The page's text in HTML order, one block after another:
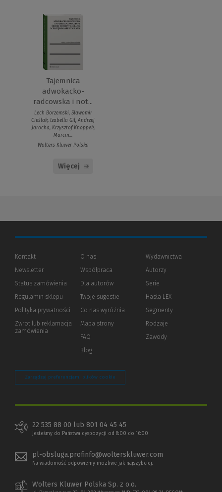
Tajemnica
adwokacko-
radcowska i not...
Lech Borzemski, Sławomir
Cieślak, Izabella Gil, Andrzej
Jarocha, Krzysztof Knoppek,
Marcin...
Wolters Kluwer Polska
Więcej
Kontakt
Newsletter
Status zamówienia
Regulamin sklepu
Polityka prywatności (Nowe
(Link
innej
Zwrot lub reklamacja
zamówienia
O nas
Współpraca
Dla autorów(Nowe
(Link
innej
strony)
Twoje sugestie
Co nas wyróżnia
Mapa strony
FAQ
Blog
Wydawnictwa
Autorzy
Serie
Hasła LEX
Segmenty
Rodzaje
Zawody
Zarządzaj preferencjami plików cookie
22 535 88 00 lub 801 04 45 45
Jesteśmy do Państwa dyspozycji od 8:00 do 16:00
pl-obsluga.profinfo@wolterskluwer.com
Na wiadomość odpowiemy możliwe jak najszybciej.
Wolters Kluwer Polska Sp. z o.o.